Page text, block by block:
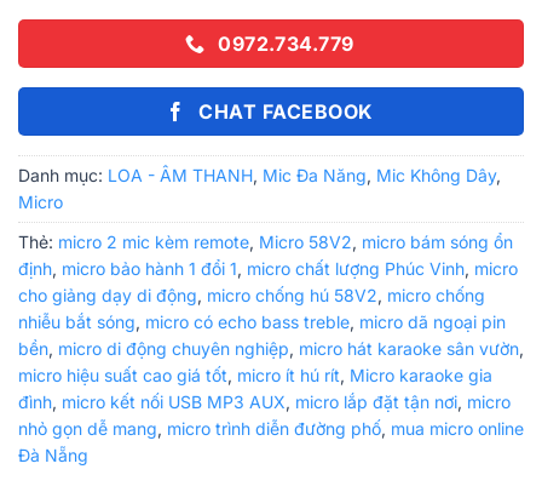
0972.734.779
CHAT FACEBOOK
Danh mục: LOA - ÂM THANH, Mic Đa Năng, Mic Không Dây,
Micro
Thẻ: micro 2 mic kèm remote, Micro 58V2, micro bám sóng ổn
định, micro bảo hành 1 đổi 1, micro chất lượng Phúc Vinh, micro
cho giảng dạy di động, micro chống hú 58V2, micro chống
nhiễu bắt sóng, micro có echo bass treble, micro dã ngoại pin
bền, micro di động chuyên nghiệp, micro hát karaoke sân vườn,
micro hiệu suất cao giá tốt, micro ít hú rít, Micro karaoke gia
đình, micro kết nối USB MP3 AUX, micro lắp đặt tận nơi, micro
nhỏ gọn dễ mang, micro trình diễn đường phố, mua micro online
Đà Nẵng